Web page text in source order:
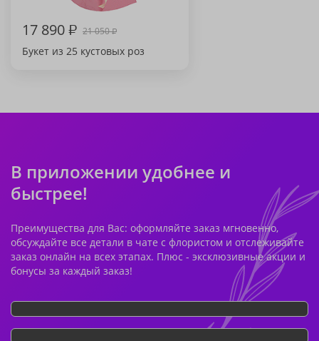
17 890₽ 21 050₽
Букет из 25 кустовых роз
В приложении удобнее и
быстрее!
Преимущества для Вас: оформляйте заказ мгновенно,
обсуждайте все детали в чате с флористом и отслеживайте
заказ онлайн на всех этапах. Плюс - эксклюзивные акции и
бонусы за каждый заказ!